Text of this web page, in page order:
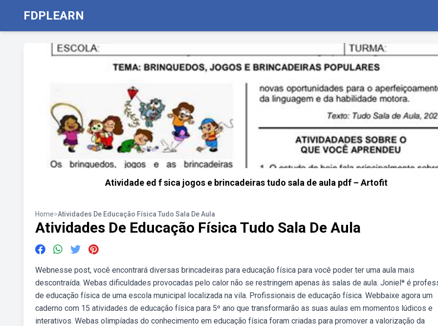
FDPLEARN
Atividade ed f sica jogos e brincadeiras tudo sala de aula pdf – Artofit
Home>Atividades De Educação Física Tudo Sala De Aula
Atividades De Educação Física Tudo Sala De Aula
Webnesse post, você encontrará diversas brincadeiras para educação física para você poder ter uma aula mais
descontraída. Webas dificuldades provocadas pelo calor não se restringem apenas às salas de aula. Joniel* é
de educação física de uma escola municipal localizada na vila. Profissionais de educação física. Webbaixe agora um
caderno com 15 atividades de educação física para 5º ano que transformarão as suas aulas em momentos lúdicos e
interativos. Webas olimpíadas do conhecimento em educação física foram criadas para promover a valorização da